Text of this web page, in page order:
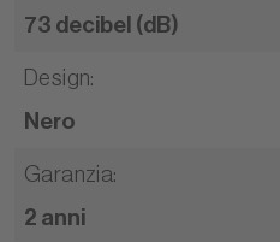
73 decibel (dB)
Design:
Nero
Garanzia:
2 anni